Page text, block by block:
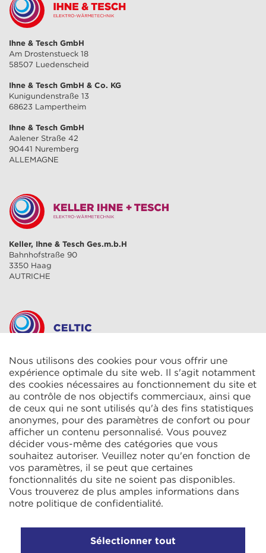
Ihne & Tesch GmbH
Am Drostenstueck 18
58507 Luedenscheid
Ihne & Tesch GmbH & Co. KG
Kunigundenstraße 13
68623 Lampertheim
Ihne & Tesch GmbH
Aalener Straße 42
90441 Nuremberg
ALLEMAGNE
Keller, Ihne & Tesch Ges.m.b.H
Bahnhofstraße 90
3350 Haag
AUTRICHE
CELTIC S.A.R.L.
2 Rue René Cassin
ZAC La Villette-aux-Aulnes
77290 Mitry-Mory
FRANCE
KIT Electroheat Ltd.
Mexborough Business Centre
College Rd
ANGLETERRE
Nous utilisons des cookies pour vous offrir une
expérience optimale du site web. Il s'agit notamment
des cookies nécessaires au fonctionnement du site et
au contrôle de nos objectifs commerciaux, ainsi que
de ceux qui ne sont utilisés qu'à des fins statistiques
anonymes, pour des paramètres de confort ou pour
afficher un contenu personnalisé. Vous pouvez
décider vous-même des catégories que vous
souhaitez autoriser. Veuillez noter qu'en fonction de
vos paramètres, il se peut que certaines
fonctionnalités du site ne soient pas disponibles.
Vous trouverez de plus amples informations dans
notre politique de confidentialité.
Sélectionner tout